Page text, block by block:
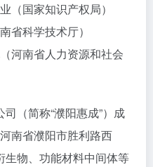
（国家知识产权局）
省科学技术厅）
河南省人力资源和社会
（简称“濮阳惠成”）成
南省濮阳市胜利路西
生物、功能材料中间体等